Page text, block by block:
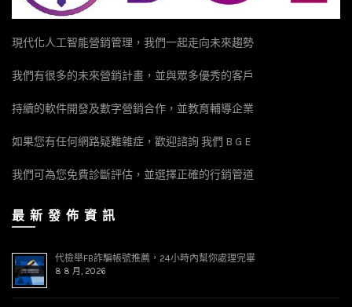
現代化人工智能營銷管理，我們一起走向未來趨勢
我們有很多的未來營銷計畫，並與眾多優秀的客戶
持續的軟件開發及數字營銷合作，並教育輔導企業
如果您有任何網路疑難雜症，歡迎諮詢 我們 B G E
我們可為您免費診斷評估，並選擇正確的行銷管道
最 新 發 佈 資 訊
代檢舉FB詐騙帳號推薦，24小時內幫你處理完畢
8 8 月, 2026